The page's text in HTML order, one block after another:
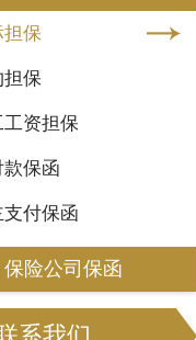
保
担保
工资担保
保函
支付保函
保险公司保函